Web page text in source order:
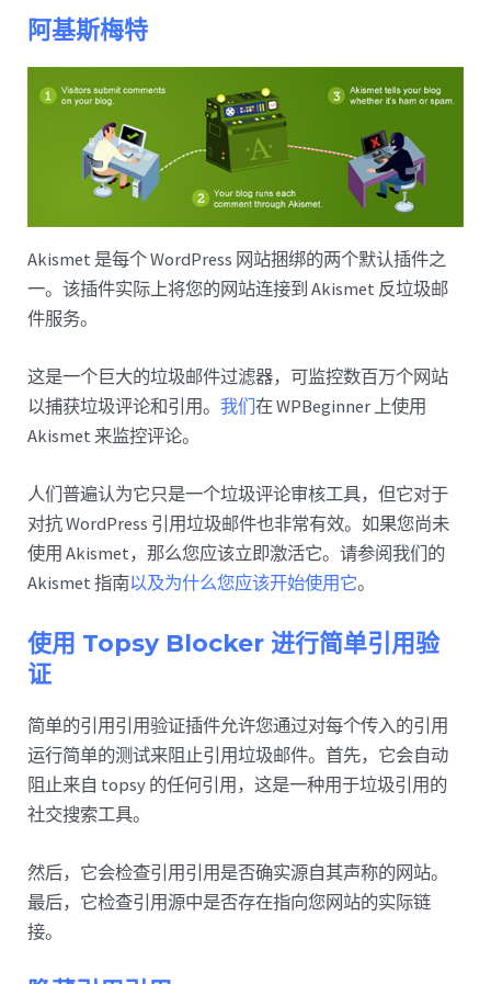
阿基斯梅特
Akismet 是每个 WordPress 网站捆绑的两个默认插件之
一。该插件实际上将您的网站连接到 Akismet 反垃圾邮
件服务。
这是一个巨大的垃圾邮件过滤器，可监控数百万个网站
以捕获垃圾评论和引用。我们在 WPBeginner 上使用
Akismet 来监控评论。
人们普遍认为它只是一个垃圾评论审核工具，但它对于
对抗 WordPress 引用垃圾邮件也非常有效。如果您尚未
使用 Akismet，那么您应该立即激活它。请参阅我们的
Akismet 指南以及为什么您应该开始使用它。
使用 Topsy Blocker 进行简单引用验
证
简单的引用引用验证插件允许您通过对每个传入的引用
运行简单的测试来阻止引用垃圾邮件。首先，它会自动
阻止来自 topsy 的任何引用，这是一种用于垃圾引用的
社交搜索工具。
然后，它会检查引用引用是否确实源自其声称的网站。
最后，它检查引用源中是否存在指向您网站的实际链
接。